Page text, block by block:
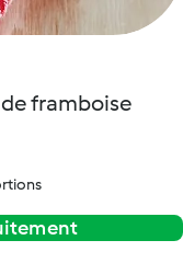
framboise